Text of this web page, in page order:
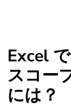
Excel
スコー
には？